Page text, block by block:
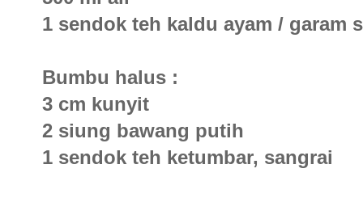
1 sendok teh kaldu ayam / garam
Bumbu halus :
3 cm kunyit
2 siung bawang putih
1 sendok teh ketumbar, sangrai